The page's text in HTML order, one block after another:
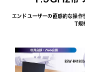
エンドユーザーの直感的な操
T規